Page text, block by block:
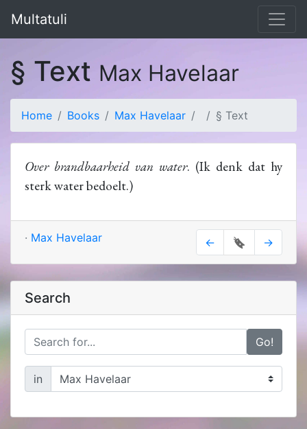
Multatuli
§ Text Max Havelaar
Home Books Max Havelaar § Text
Over brandbaarheid van water. (Ik denk dat hy
sterk water bedoelt.)
· Max Havelaar ← 🔖 →
Search
Go!
in